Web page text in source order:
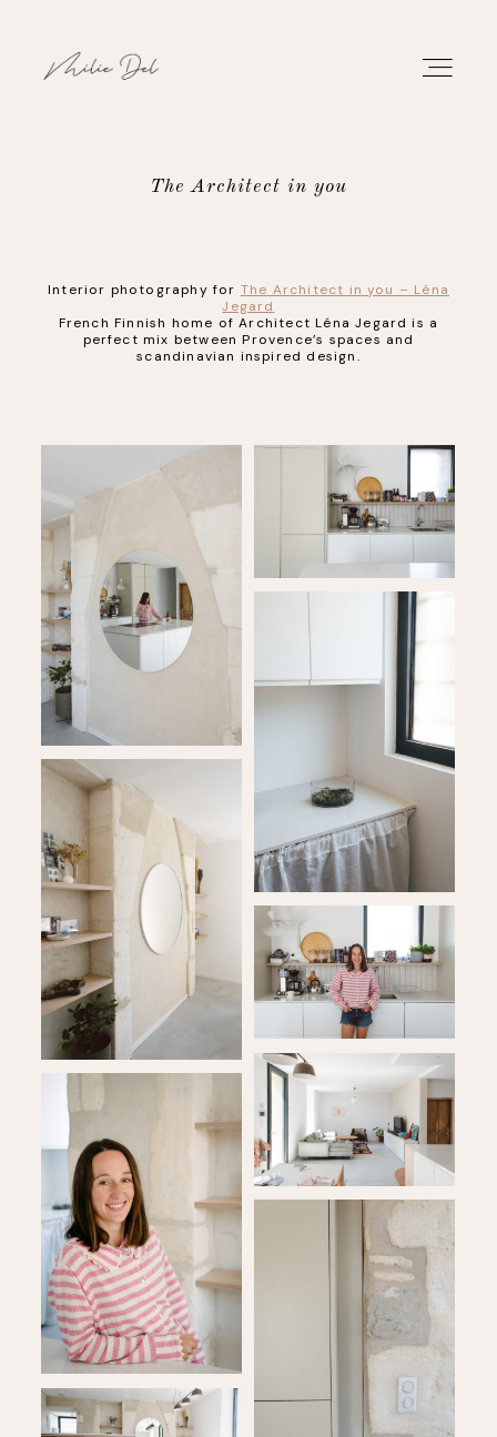
WORK
The Architect in you
Interior photography for The Architect in you – Léna
Jegard
French Finnish home of Architect Léna Jegard is a
perfect mix between Provence’s spaces and
scandinavian inspired design.